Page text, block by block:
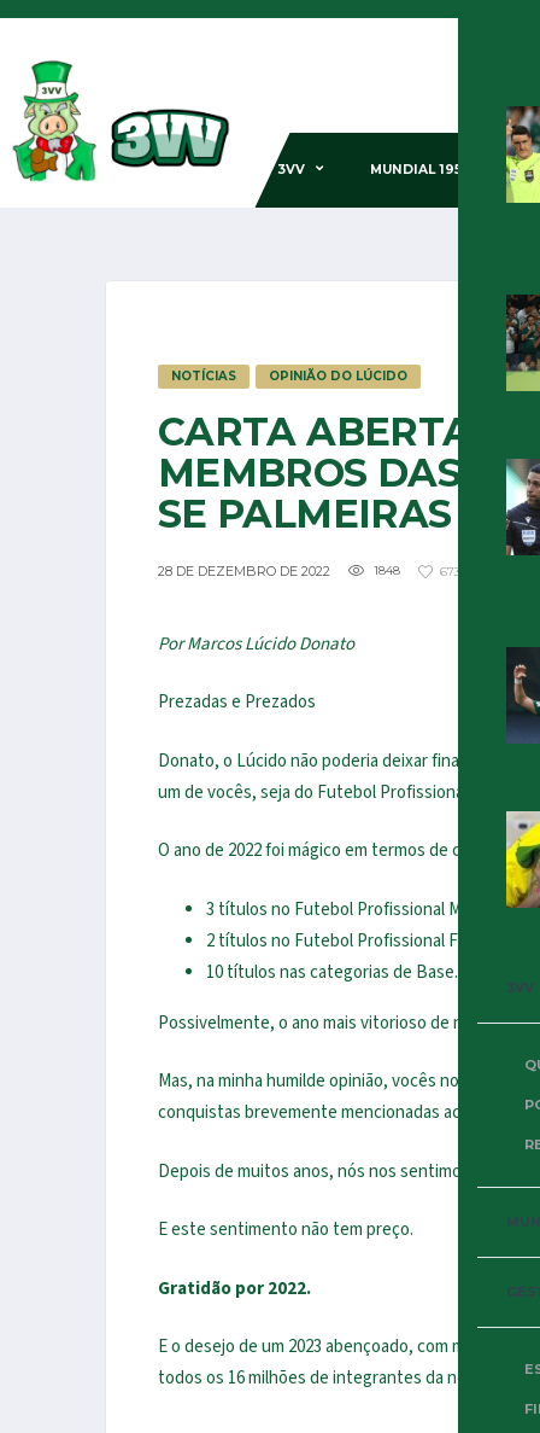
3VV MUNDIAL 1951
3VV
NOTÍCIAS OPINIÃO DO LÚCIDO
CARTA ABERTA
MEMBROS DAS
SE PALMEIRAS
28 DE DEZEMBRO DE 2022 1848 673
Por Marcos Lúcido Donato
Prezadas e Prezados
Donato, o Lúcido não poderia deixar finalizar o
um de vocês, seja do Futebol Profissional
O ano de 2022 foi mágico em termos de conquistas.
3 títulos no Futebol Profissional Masculino;
2 títulos no Futebol Profissional Feminino;
10 títulos nas categorias de Base.
Possivelmente, o ano mais vitorioso de nossa
Mas, na minha humilde opinião, vocês nos
conquistas brevemente mencionadas acima.
Depois de muitos anos, nós nos sentimos
E este sentimento não tem preço.
Gratidão por 2022.
E o desejo de um 2023 abençoado, com muita
todos os 16 milhões de integrantes da nossa Família